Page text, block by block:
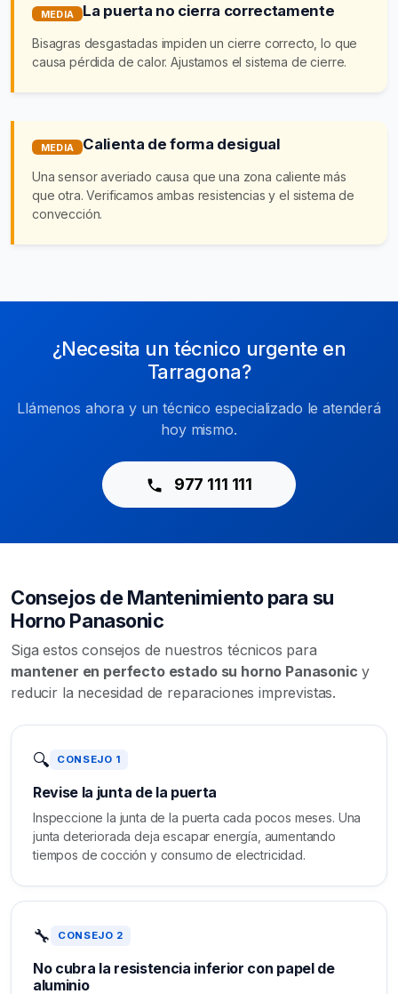
MEDIA La puerta no cierra correctamente
Bisagras desgastadas impiden un cierre correcto, lo que
causa pérdida de calor. Ajustamos el sistema de cierre.
MEDIA Calienta de forma desigual
Una sensor averiado causa que una zona caliente más
que otra. Verificamos ambas resistencias y el sistema de
convección.
¿Necesita un técnico urgente en
Tarragona?
Llámenos ahora y un técnico especializado le atenderá
hoy mismo.
977 111 111
Consejos de Mantenimiento para su
Horno Panasonic
Siga estos consejos de nuestros técnicos para
mantener en perfecto estado su horno Panasonic y
reducir la necesidad de reparaciones imprevistas.
🔍 CONSEJO 1
Revise la junta de la puerta
Inspeccione la junta de la puerta cada pocos meses. Una
junta deteriorada deja escapar energía, aumentando
tiempos de cocción y consumo de electricidad.
🔧 CONSEJO 2
No cubra la resistencia inferior con papel de
aluminio